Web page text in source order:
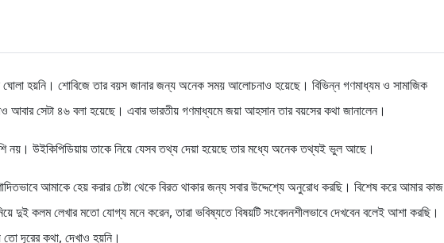
হয়নি। শোবিজে তার বয়স জানার জন্য অনেক সময় আলোচনাও হয়েছে। বিভিন্ন গণমাধ্যম ও সামাজিক
সেটা ৪৬ বলা হয়েছে। এবার ভারতীয় গণমাধ্যমে জয়া আহসান তার বয়সের কথা জানালেন।
নয়। উইকিপিডিয়ায় তাকে নিয়ে যেসব তথ্য দেয়া হয়েছে তার মধ্যে অনেক তথ্যই ভুল আছে।
আমাকে হেয় করার চেষ্টা থেকে বিরত থাকার জন্য সবার উদ্দেশ্যে অনুরোধ করছি। বিশেষ করে আমার কাজ
দুই কলম লেখার মতো যোগ্য মনে করেন, তারা ভবিষ্যতে বিষয়টি সংবেদনশীলভাবে দেখবেন বলেই আশা করছি।
দূরের কথা, দেখাও হয়নি।